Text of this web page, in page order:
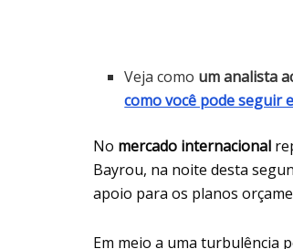
Veja como um analista
como você pode seguir
No mercado internacional
Bayrou, na noite desta
apoio para os planos
Em meio a uma turbulência